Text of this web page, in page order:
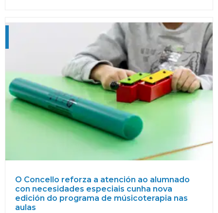
O Concello reforza a atención ao alumnado
con necesidades especiais cunha nova
edición do programa de músicoterapia nas
aulas